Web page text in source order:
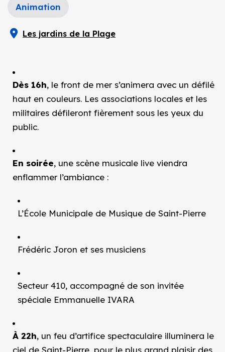
Animation
Les jardins de la Plage
Dès 16h, le front de mer s’animera avec un défilé
haut en couleurs. Les associations locales et les
militaires défileront fièrement sous les yeux du
public.
En soirée, une scène musicale live viendra
enflammer l’ambiance :
L’École Municipale de Musique de Saint-Pierre
Frédéric Joron et ses musiciens
Secteur 410, accompagné de son invitée
spéciale Emmanuelle IVARA
À 22h, un feu d’artifice spectaculaire illuminera le
ciel de Saint-Pierre, pour le plus grand plaisir des